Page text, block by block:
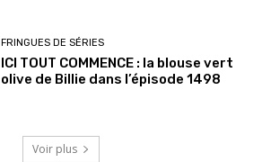
FRINGUES DE SÉRIES
ICI TOUT COMMENCE : la blouse vert
olive de Billie dans l’épisode 1498
Voir plus